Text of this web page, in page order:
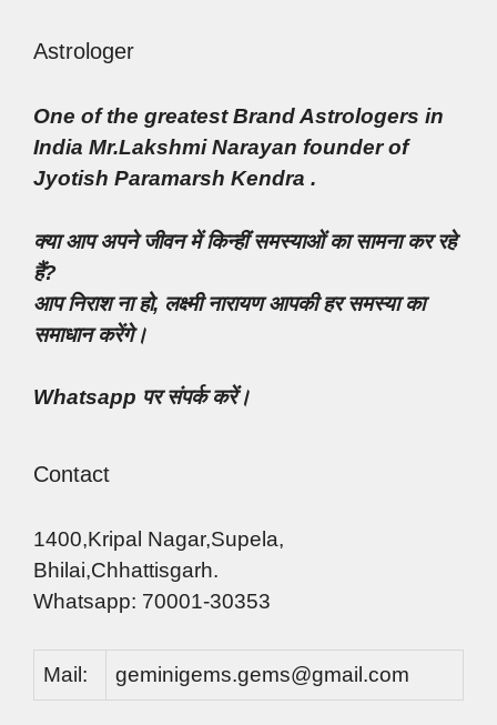
Astrologer
One of the greatest Brand Astrologers in
India Mr.Lakshmi Narayan founder of
Jyotish Paramarsh Kendra .
क्या आप अपने जीवन में किन्हीं समस्याओं का सामना कर रहे
हैं?
आप निराश ना हो, लक्ष्मी नारायण आपकी हर समस्या का
समाधान करेंगे।
Whatsapp पर संपर्क करें।
Contact
1400,Kripal Nagar,Supela,
Bhilai,Chhattisgarh.
Whatsapp: 70001-30353
Mail: geminigems.gems@gmail.com